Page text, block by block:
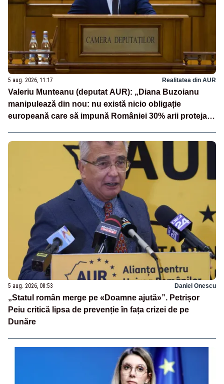
5 aug. 2026, 11:17 Realitatea din AUR
Valeriu Munteanu (deputat AUR): „Diana Buzoianu
manipulează din nou: nu există nicio obligație
europeană care să impună României 30% arii protejate
5 aug. 2026, 08:53 Daniel Onescu
„Statul român merge pe «Doamne ajută»”. Petrișor
Peiu critică lipsa de prevenție în fața crizei de pe
Dunăre